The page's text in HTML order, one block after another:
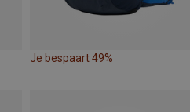
Je bespaart 49%